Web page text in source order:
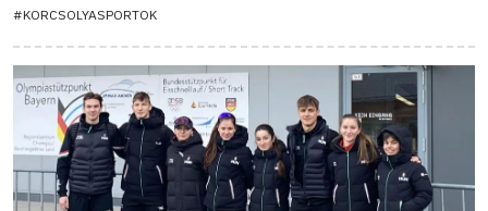
#KORCSOLYASPORTOK